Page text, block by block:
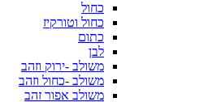
כחול
כחול וטורקיז
כתום
לבן
משולב -ירוק וזהב
משולב -כחול וזהב
משולב אפור זהב